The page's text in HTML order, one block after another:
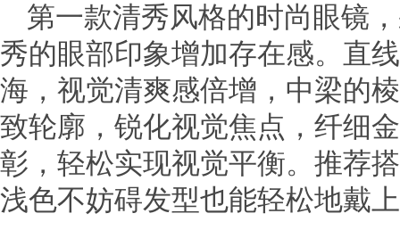
第一款清秀风格的时尚眼镜
秀的眼部印象增加存在感。直
海，视觉清爽感倍增，中梁的
致轮廓，锐化视觉焦点，纤细
彰，轻松实现视觉平衡。推荐
浅色不妨碍发型也能轻松地戴